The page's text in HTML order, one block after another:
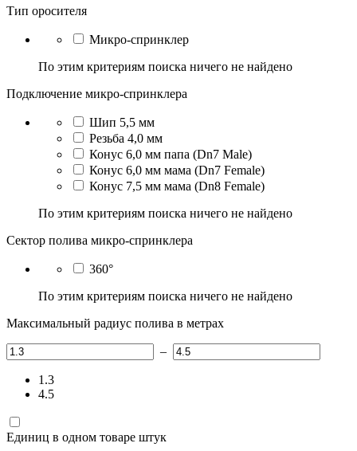
Тип оросителя
Микро-спринклер
По этим критериям поиска ничего не найдено
Подключение микро-спринклера
Шип 5,5 мм
Резьба 4,0 мм
Конус 6,0 мм папа (Dn7 Male)
Конус 6,0 мм мама (Dn7 Female)
Конус 7,5 мм мама (Dn8 Female)
По этим критериям поиска ничего не найдено
Сектор полива микро-спринклера
360°
По этим критериям поиска ничего не найдено
Максимальный радиус полива в метрах
–
1.3
4.5
Единиц в одном товаре штук